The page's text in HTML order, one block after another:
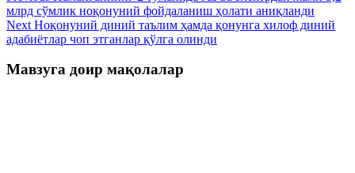
млрд сўмлик ноқонуний фойдаланиш ҳолати аниқланди
Next Ноқонуний диний таълим ҳамда қонунга хилоф диний
адабиётлар чоп этганлар қўлга олинди
Мавзуга доир мақолалар